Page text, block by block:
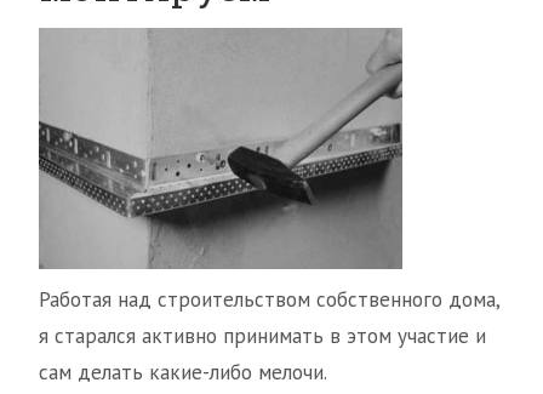
Работая над строительством собственного дома,
я старался активно принимать в этом участие и
сам делать какие-либо мелочи.